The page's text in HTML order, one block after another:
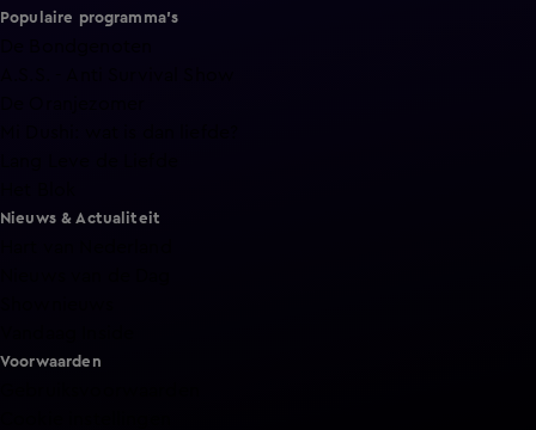
Populaire programma's
Nieuws & Actualiteit
Voorwaarden